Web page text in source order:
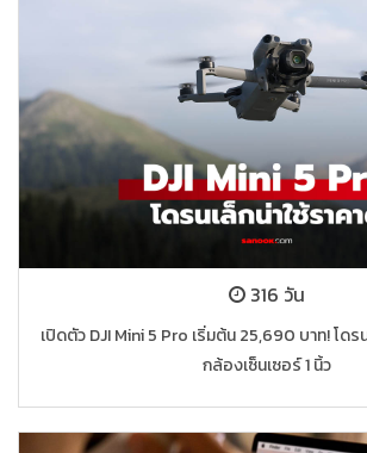
316 วัน
เปิดตัว DJI Mini 5 Pro เริ่มต้น 25,690 บาท! โด
กล้องเซ็นเซอร์ 1 นิ้ว